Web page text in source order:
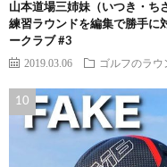
山本道場三姉妹（いつき・ち
練習ラウンドを編集で勝手に
ークラブ #3
2019.03.06 ゴルフのラウ